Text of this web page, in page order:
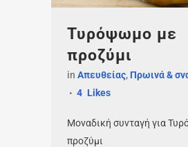
Τυρόψωμο με
προζύμι
in Απευθείας, Πρωινά &
4 Likes
Μοναδική συνταγή για
προζύμι